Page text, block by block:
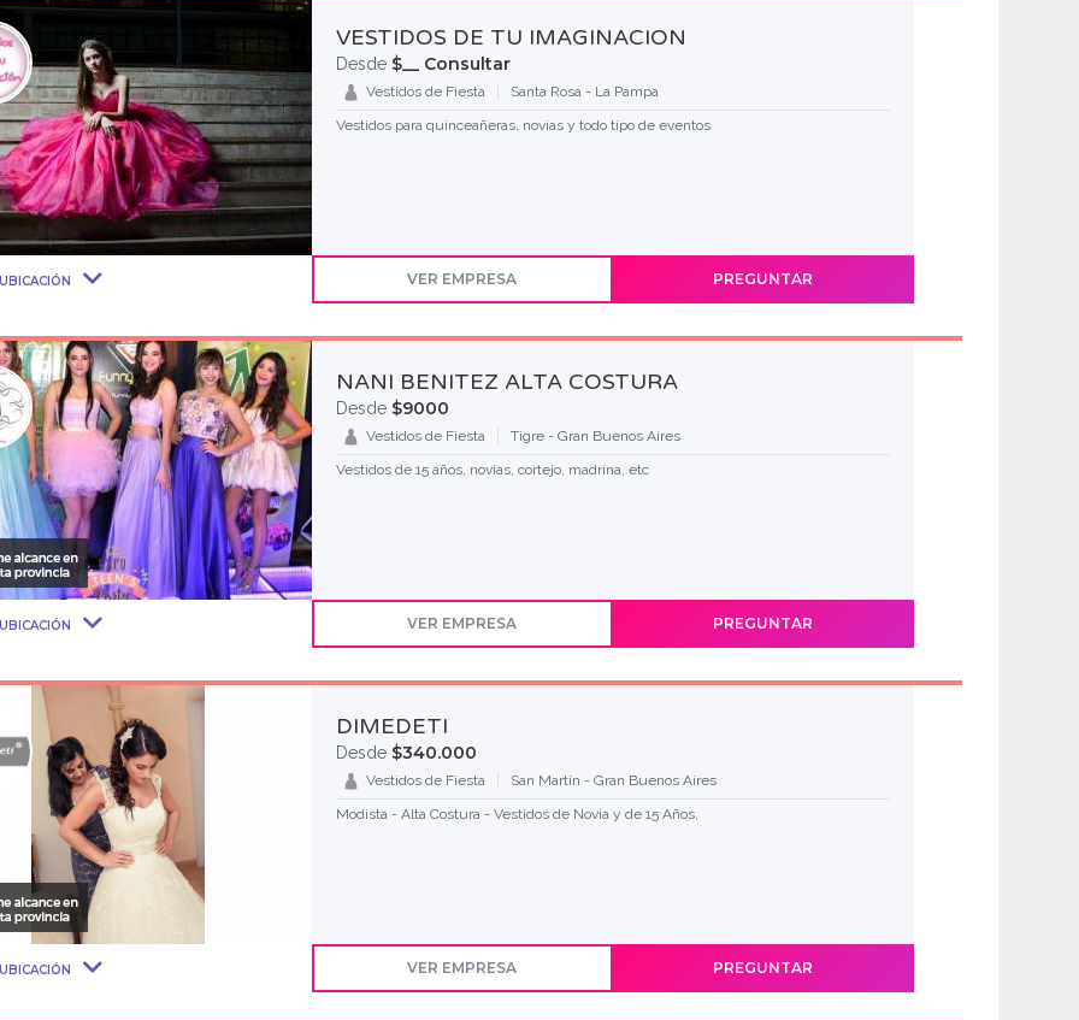
VESTIDOS DE TU IMAGINACION
Desde $__ Consultar
Vestidos de Fiesta
Santa Rosa - La Pampa
Vestidos para quinceañeras, novias y todo tipo de eventos
VER EMPRESA PREGUNTAR
NANI BENITEZ ALTA COSTURA
Desde $9000
Vestidos de Fiesta
Tigre - Gran Buenos Aires
Vestidos de 15 años, novias, cortejo, madrina, etc
VER EMPRESA PREGUNTAR
DIMEDETI
Desde $340.000
Vestidos de Fiesta
San Martín - Gran Buenos Aires
Modista - Alta Costura - Vestidos de Novia y de 15 Años,
VER EMPRESA PREGUNTAR